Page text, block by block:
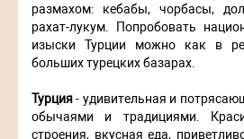
размахом: кебабы, чорбасы,
рахат-лукум. Попробовать
изыски Турции можно как в
больших турецких базарах.
Турция- удивительная и
обычаями и традициями.
строения, вкусная еда,